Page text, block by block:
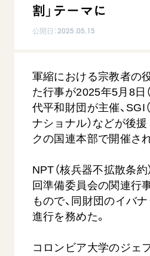
自他共の幸福
日蓮大聖人の仏法（教学入門）
釈尊～法華経
日蓮大聖人
初代会長・牧口常三郎先生
第2代会長・戸田城聖先生
第3代会長・池田大作先生
仏法を学ぶ
仏法を語る
主な行事
年間の活動について
友人葬
平和・文化・教育
核兵器の廃絶に向け連帯を拡
「人権文化」「ジェンダー平等」
「持続可能な開発目標（SDGs）
人道支援
展示活動
教育本部の活動
図書贈呈
各国ウェブサイト
世界の創価学会の歴史
基本情報
創価学会 会憲
創価学会 社会憲章
組織・機構
会長・理事長・各部長の紹介
会員サポート
座談会御書ｅ講義
小説『新・人間革命』『人間革命
御書検索［新版］
関連リンク
創価学会総本部
聖教電子版
ご意見
ご利用にあたって
割」テーマに
公開日：2025.05.15
軍縮における宗教者の
た行事が2025年5月8日
代平和財団が主催、SGI
ナショナル）などが後
クの国連本部で開催され
NPT（核兵器不拡散条
回準備委員会の関連行
もので、同財団のイバ
進行を務めた。
コロンビア大学のジェ